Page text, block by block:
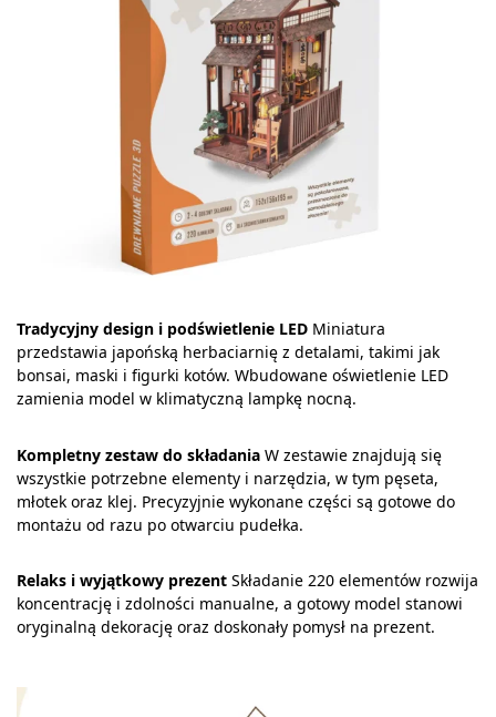
Tradycyjny design i podświetlenie LED Miniatura
przedstawia japońską herbaciarnię z detalami, takimi jak
bonsai, maski i figurki kotów. Wbudowane oświetlenie LED
zamienia model w klimatyczną lampkę nocną.
Kompletny zestaw do składania W zestawie znajdują się
wszystkie potrzebne elementy i narzędzia, w tym pęseta,
młotek oraz klej. Precyzyjnie wykonane części są gotowe do
montażu od razu po otwarciu pudełka.
Relaks i wyjątkowy prezent Składanie 220 elementów rozwija
koncentrację i zdolności manualne, a gotowy model stanowi
oryginalną dekorację oraz doskonały pomysł na prezent.